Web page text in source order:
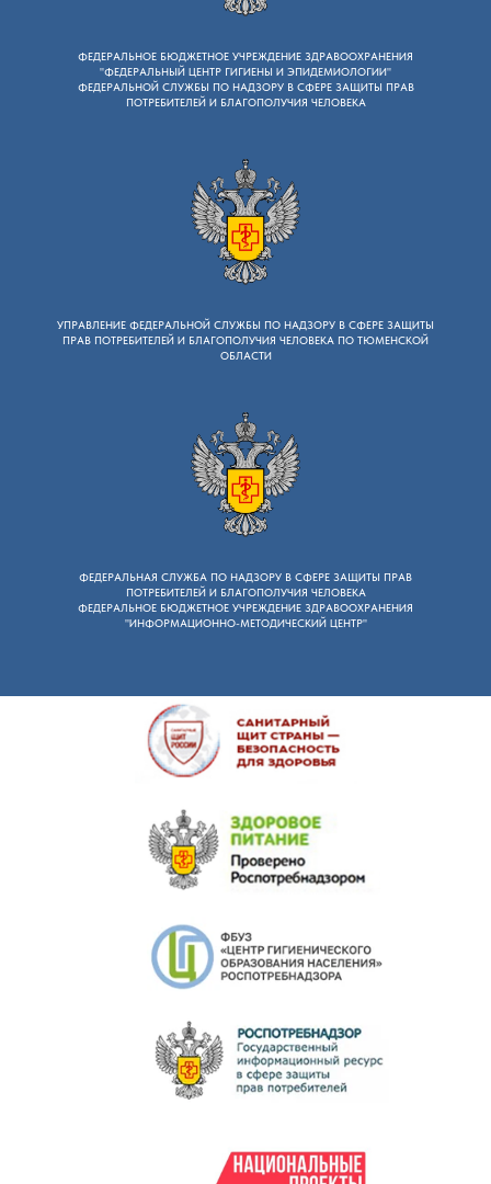
ФЕДЕРАЛЬНОЕ БЮДЖЕТНОЕ УЧРЕЖДЕНИЕ ЗДРАВООХРАНЕНИЯ
"ФЕДЕРАЛЬНЫЙ ЦЕНТР ГИГИЕНЫ И ЭПИДЕМИОЛОГИИ"
ФЕДЕРАЛЬНОЙ СЛУЖБЫ ПО НАДЗОРУ В СФЕРЕ ЗАЩИТЫ ПРАВ
ПОТРЕБИТЕЛЕЙ И БЛАГОПОЛУЧИЯ ЧЕЛОВЕКА
УПРАВЛЕНИЕ ФЕДЕРАЛЬНОЙ СЛУЖБЫ ПО НАДЗОРУ B СФЕРЕ ЗАЩИТЫ
ПРАВ ПОТРЕБИТЕЛЕЙ И БЛАГОПОЛУЧИЯ ЧЕЛОВЕКА ПО ТЮМЕНСКОЙ
ОБЛАСТИ
ФЕДЕРАЛЬНАЯ СЛУЖБА ПО НАДЗОРУ B СФЕРЕ ЗАЩИТЫ ПРАВ
ПОТРЕБИТЕЛЕЙ И БЛАГОПОЛУЧИЯ ЧЕЛОВЕКА
ФЕДЕРАЛЬНОЕ БЮДЖЕТНОЕ УЧРЕЖДЕНИЕ ЗДРАВООХРАНЕНИЯ
"ИНФОРМАЦИОННО-МЕТОДИЧЕСКИЙ ЦЕНТР"